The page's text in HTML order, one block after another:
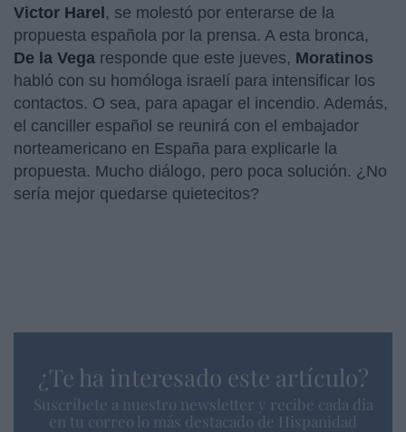
Victor Harel , se molestó por enterarse de la
propuesta española por la prensa. A esta bronca,
De la Vega responde que este jueves, Moratinos
habló con su homóloga israelí para intensificar los
contactos. O sea, para apagar el incendio. Además,
el canciller español se reunirá con el embajador
norteamericano en España para explicarle la
propuesta. Mucho diálogo, pero poca solución. ¿No
sería mejor quedarse quietecitos?
¿Te ha interesado este artículo?
Suscríbete a nuestro newsletter y recibe cada dia
en tu correo lo más destacado de Hispanidad